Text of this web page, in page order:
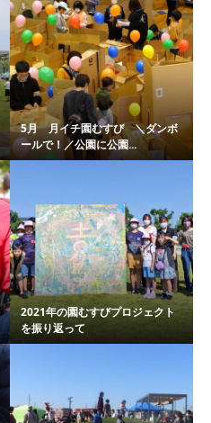
5月 月イチ園むすび ＼ダンボ
ールで！／公園に公園...
2021年の園むすびプロジェクト
を振り返って